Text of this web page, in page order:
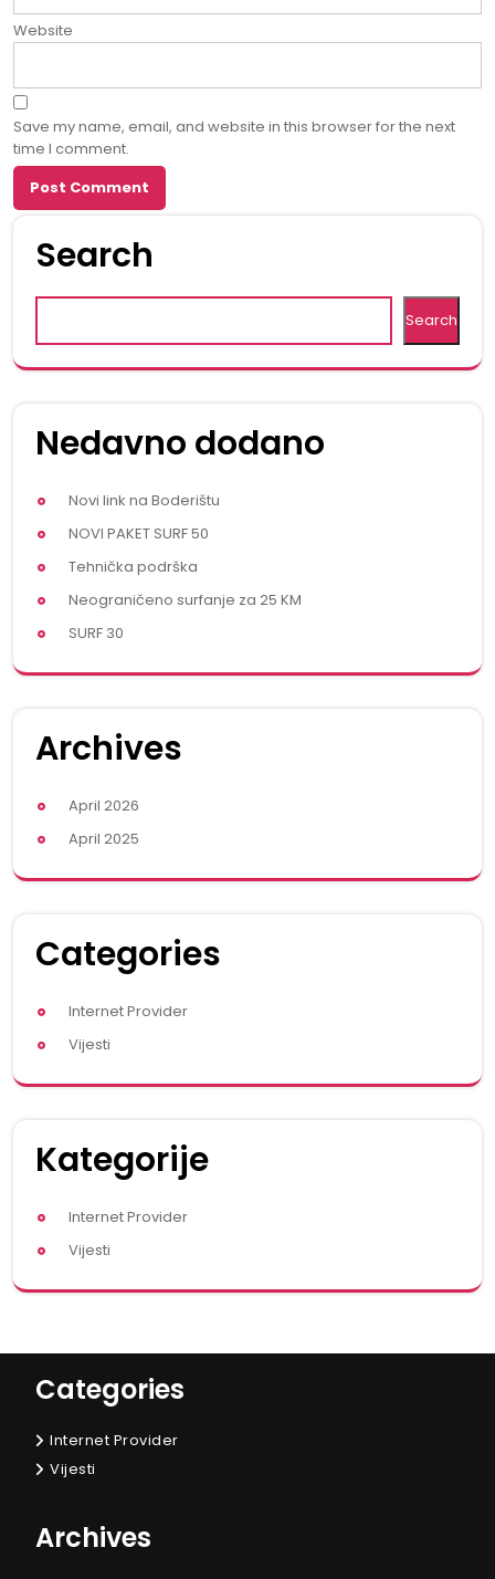
Website
Save my name, email, and website in this browser for the next
time I comment.
Search
Search
Nedavno dodano
Novi link na Boderištu
NOVI PAKET SURF 50
Tehnička podrška
Neograničeno surfanje za 25 KM
SURF 30
Archives
April 2026
April 2025
Categories
Internet Provider
Vijesti
Kategorije
Internet Provider
Vijesti
Categories
Internet Provider
Vijesti
Archives